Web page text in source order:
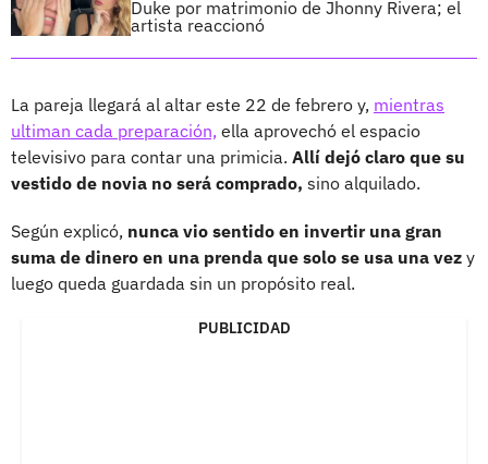
Duke por matrimonio de Jhonny Rivera; el
artista reaccionó
La pareja llegará al altar este 22 de febrero y, mientras
ultiman cada preparación, ella aprovechó el espacio
televisivo para contar una primicia. Allí dejó claro que su
vestido de novia no será comprado, sino alquilado.
Según explicó, nunca vio sentido en invertir una gran
suma de dinero en una prenda que solo se usa una vez y
luego queda guardada sin un propósito real.
PUBLICIDAD